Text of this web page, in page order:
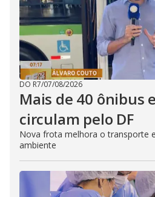
DO R7/07/08/2026
Mais de 40 ônibus
circulam pelo DF
Nova frota melhora o transporte
ambiente